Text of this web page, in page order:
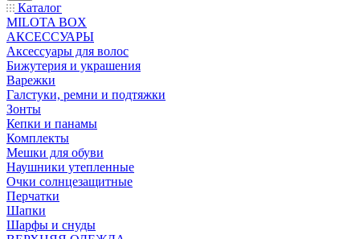
Каталог
MILOTA BOX
АКСЕССУАРЫ
Аксессуары для волос
Бижутерия и украшения
Варежки
Галстуки, ремни и подтяжки
Зонты
Кепки и панамы
Комплекты
Мешки для обуви
Наушники утепленные
Очки солнцезащитные
Перчатки
Шапки
Шарфы и снуды